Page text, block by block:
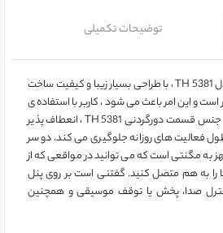
توضیحات تکمیلی
هدفون دورگردنی تسکو مدل TH 5381 ، با طراحی بسیار زیبا و کیفیت ساخت
است و این امر باعث می شود ، کاربر با استفاده ی
طولانی مدت ، خسته نشود. جنس قسمت دورگردنی TH 5381 ، انعطاف پذیر
فعالیت های روزانه جلوگیری می کند. دو سر
مگنتی است که می توانید در مواقعی که از
را به هم متصل کنید. گفتنی است بر روی پنل
صدا، پخش یا توقف موسیقی و همچنین